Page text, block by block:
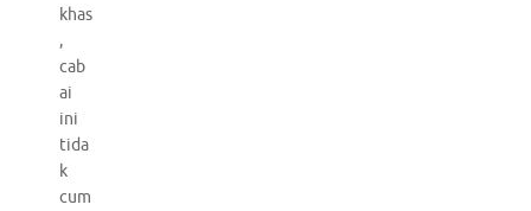
khas
,
cab
ai
ini
tida
k
cum